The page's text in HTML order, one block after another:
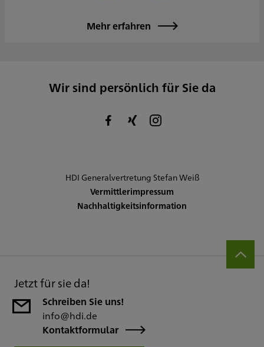
Mehr erfahren
Wir sind persönlich für Sie da
HDI Generalvertretung Stefan Weiß
Vermittlerimpressum
Nachhaltigkeitsinformation
Jetzt für sie da!
Schreiben Sie uns!
info@hdi.de
Kontaktformular